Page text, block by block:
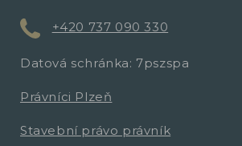
+420 737 090 330
Datová schránka: 7pszspa
Právníci Plzeň
Stavební právo právník